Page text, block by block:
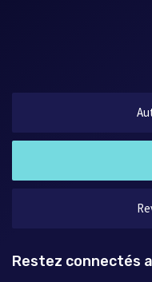
Restez connectés